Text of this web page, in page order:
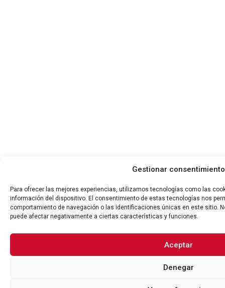
Gestionar consentimiento
Para ofrecer las mejores experiencias, utilizamos tecnologías como las
información del dispositivo. El consentimiento de estas tecnologías nos
comportamiento de navegación o las identificaciones únicas en este sitio.
puede afectar negativamente a ciertas características y funciones.
Aceptar
Denegar